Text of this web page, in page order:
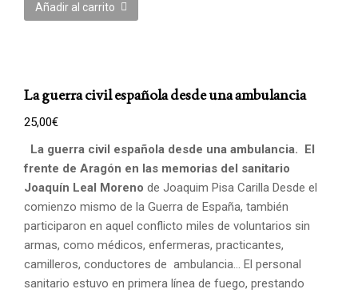
Añadir al carrito
La guerra civil española desde una ambulancia
25,00€
La guerra civil española desde una ambulancia. El
frente de Aragón en las memorias del sanitario
Joaquín Leal Moreno de Joaquim Pisa Carilla Desde el
comienzo mismo de la Guerra de España, también
participaron en aquel conflicto miles de voluntarios sin
armas, como médicos, enfermeras, practicantes,
camilleros, conductores de ambulancia… El personal
sanitario estuvo en primera línea de fuego, prestando